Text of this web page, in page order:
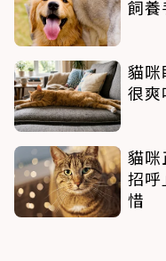
飼養
貓
很
貓
招呼
惜